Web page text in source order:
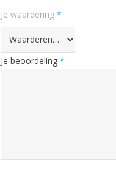
Je waardering *
Je beoordeling *